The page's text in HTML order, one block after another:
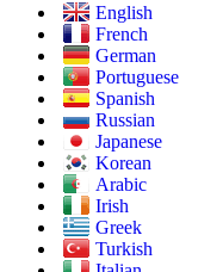
English
French
German
Portuguese
Spanish
Russian
Japanese
Korean
Arabic
Irish
Greek
Turkish